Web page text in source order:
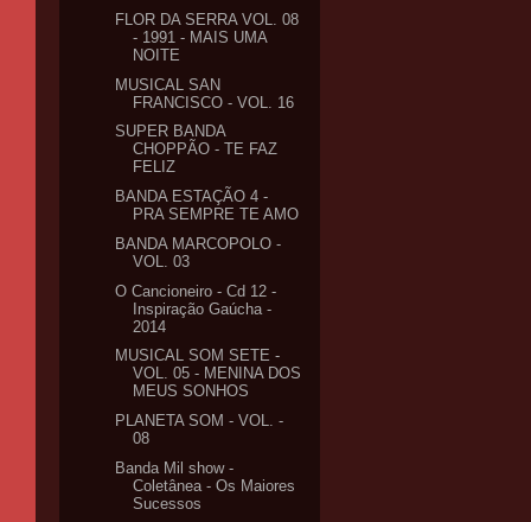
FLOR DA SERRA VOL. 08
- 1991 - MAIS UMA
NOITE
MUSICAL SAN
FRANCISCO - VOL. 16
SUPER BANDA
CHOPPÃO - TE FAZ
FELIZ
BANDA ESTAÇÃO 4 -
PRA SEMPRE TE AMO
BANDA MARCOPOLO -
VOL. 03
O Cancioneiro - Cd 12 -
Inspiração Gaúcha -
2014
MUSICAL SOM SETE -
VOL. 05 - MENINA DOS
MEUS SONHOS
PLANETA SOM - VOL. -
08
Banda Mil show -
Coletânea - Os Maiores
Sucessos